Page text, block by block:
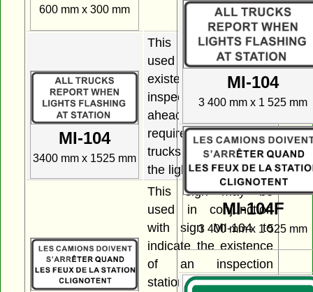
600 mm x 300 mm
MI-104
3400 mm x 1525 mm
This sign must be
used to indicate the
existence of an
inspection station
ahead and the
requirement for all
trucks to report when
the lights are flashing.
This sign may be
used in conjunction
with sign MI-104 to
indicate the existence
of an inspection
station ahead and the
MI-104
3 400 mm x 1 525 mm
MI-104F
3 400 mm x 1 525 mm